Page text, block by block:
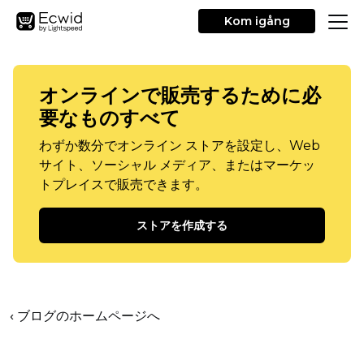
Kom igång
オンラインで販売するために必
要なものすべて
わずか数分でオンライン ストアを設定し、Web
サイト、ソーシャル メディア、またはマーケッ
トプレイスで販売できます。
ストアを作成する
‹ ブログのホームページへ